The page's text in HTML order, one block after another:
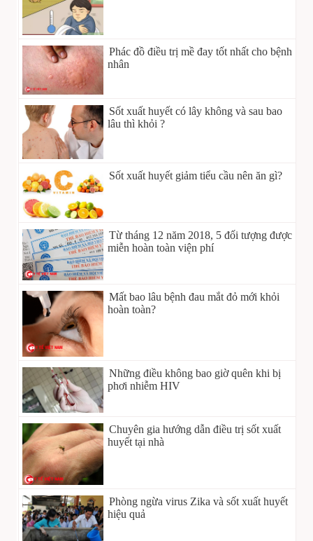
Phác đồ điều trị mề đay tốt nhất cho bệnh
nhân
Sốt xuất huyết có lây không và sau bao
lâu thì khỏi ?
Sốt xuất huyết giảm tiểu cầu nên ăn gì?
Từ tháng 12 năm 2018, 5 đối tượng được
miễn hoàn toàn viện phí
Mất bao lâu bệnh đau mắt đỏ mới khỏi
hoàn toàn?
Những điều không bao giờ quên khi bị
phơi nhiễm HIV
Chuyên gia hướng dẫn điều trị sốt xuất
huyết tại nhà
Phòng ngừa virus Zika và sốt xuất huyết
hiệu quả